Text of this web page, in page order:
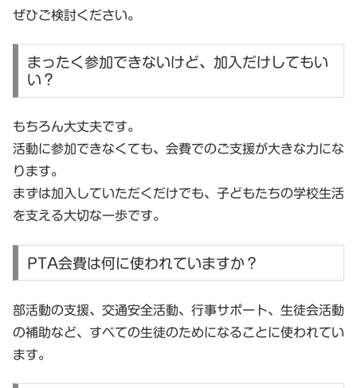
ぜひご検討ください。
まったく参加できないけど、加入だけしてもい
い？
もちろん大丈夫です。
活動に参加できなくても、会費でのご支援が大きな力にな
ります。
まずは加入していただくだけでも、子どもたちの学校生活
を支える大切な一歩です。
PTA会費は何に使われていますか？
部活動の支援、交通安全活動、行事サポート、生徒会活動
の補助など、 すべての生徒のためになることに使われてい
ます。